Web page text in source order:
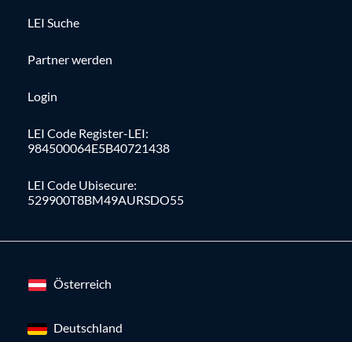
LEI Suche
Partner werden
Login
LEI Code Register-LEI:
984500064E5B40721438
LEI Code Ubisecure:
529900T8BM49AURSDO55
Österreich
Deutschland